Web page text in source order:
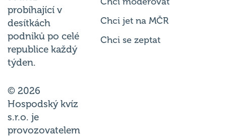
probíhající v
desítkách
podniků po celé
republice každý
týden.
© 2026
Hospodský kvíz
s.r.o. je
provozovatelem
Chci jet na MČR
Chci se zeptat